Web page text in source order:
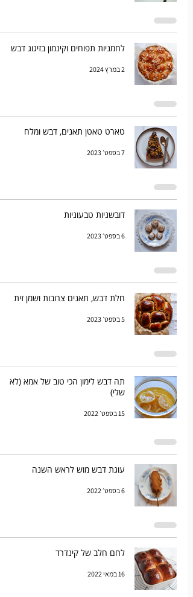
לחמניות תפוחים וקינמון בזיגוג דבש
2 במרץ 2024
טארט טאטן תאנים, דבש ומלח
7 בספט׳ 2023
דובשניות טבעוניות
6 בספט׳ 2023
חלת דבש, תאנים צרובות ושמן זית
5 בספט׳ 2023
תה דבש לימון הכי טוב של אמא (לא
שלי)
15 בספט׳ 2022
עוגת דבש מוש לראש השנה
6 בספט׳ 2022
לחם חלב של קינדרד
16 במאי 2022